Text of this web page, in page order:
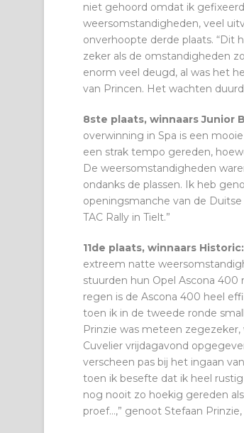
niet gehoord omdat ik
weersomstandigheden, veel
onverhoopte derde plaats. “Dit
zeker als de omstandigheden
enorm veel deugd, al was het
van Princen. Het wachten
8ste plaats, winnaars Junior
overwinning in Spa is een
een strak tempo gereden,
De weersomstandigheden
ondanks de plassen. Ik heb
openingsmanche van de
TAC Rally in Tielt.”
11de plaats, winnaars
extreem natte
stuurden hun Opel Ascona 400
regen is de Ascona 400 heel
toen ik in de tweede ronde
Prinzie was meteen
Cuvelier vrijdagavond
verscheen pas bij het ingaan
toen ik besefte dat ik heel
nog nooit zo hoekig gereden
proef…,” genoot Stefaan Prinzie,